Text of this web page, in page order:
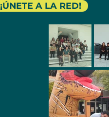
¡ÚNETE A LA RED!